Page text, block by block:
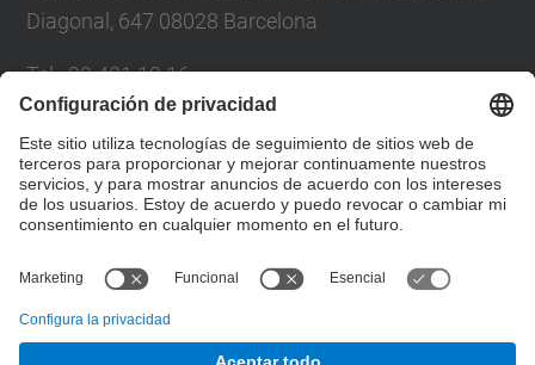
Diagonal, 647 08028 Barcelona
Tel.:93 401 19 16
Directorio UPC
Formulario de contacto